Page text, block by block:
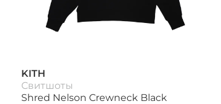
KITH
Свитшоты
Shred Nelson Crewneck Black